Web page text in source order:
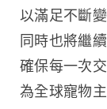
以滿足不斷
同時也將繼
確保每一次
為全球寵物